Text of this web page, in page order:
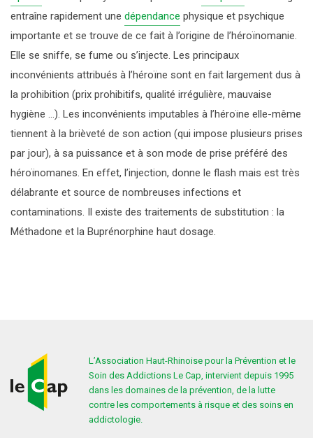
MÉDICAMENTS
PROTOXYDE D’AZOTE
LA CONSULTATION JEUNE CONSOMMATEUR
SANTÉ – JUSTICE
LE CAP
HISTORIQUE
ORGANISATION
ACTIVITÉS ET CHIFFRES CLÉS
PARTENAIRES
J’AI BESOIN D’AIDE
entraîne rapidement une dépendance physique et psychique
importante et se trouve de ce fait à l’origine de l’héroïnomanie.
Elle se sniffe, se fume ou s’injecte . Les principaux
inconvénients attribués à l’héroïne sont en fait largement dus à
la prohibition (prix prohibitifs, qualité irrégulière, mauvaise
hygiène …). Les inconvénients imputables à l’héroïne elle-même
tiennent à la brièveté de son action (qui impose plusieurs prises
par jour), à sa puissance et à son mode de prise préféré des
héroïnomanes. En effet, l’injection, donne le flash mais est très
délabrante et source de nombreuses infections et
contaminations. Il existe des traitements de substitution : la
Méthadone et la Buprénorphine haut dosage
L’Association Haut-Rhinoise pour la Prévention et le
Soin des Addictions Le Cap, intervient depuis 1995
dans les domaines de la prévention, de la lutte
contre les comportements à risque et des soins en
addictologie.